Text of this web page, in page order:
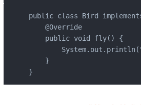
public class Bird
    @Override
    public void fly() {
    }
}